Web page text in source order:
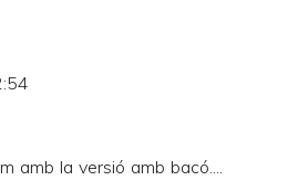
amb la versió amb bacó....